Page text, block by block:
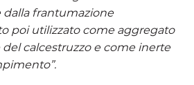
frantumazione
poi utilizzato come aggregato
calcestruzzo e come inerte